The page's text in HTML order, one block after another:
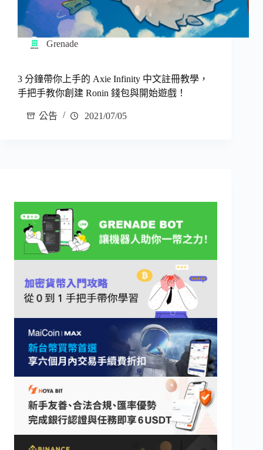
Grenade
3 分鐘帶你上手的 Axie Infinity 中文註冊教學，
手把手教你創建 Ronin 錢包與開始遊戲！
公告 2021/07/05